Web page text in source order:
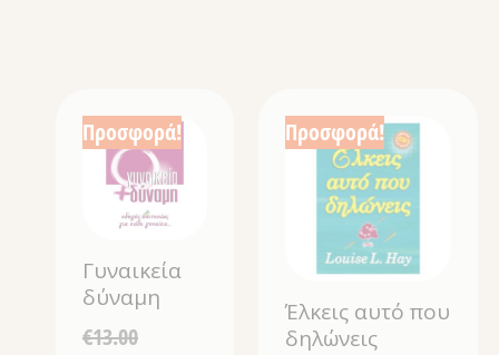
Προσφορά!
Γυναικεία
δύναμη
€13.00
Προσφορά!
Έλκεις αυτό που
δηλώνεις